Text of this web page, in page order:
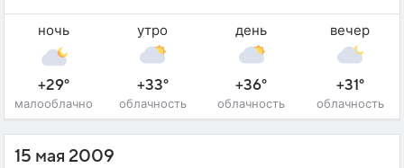
ночь
+29°
малооблачно
утро
+33°
облачность
день
+36°
облачность
вечер
+31°
облачность
15 мая 2009